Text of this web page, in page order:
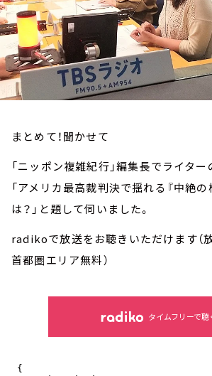
まとめて！聞かせて
「ニッポン複雑紀行」編集長でライタ
「アメリカ最高裁判決で揺れる『中絶の
は？」と題して伺いました。
radikoで放送をお聴きいただけます（
首都圏エリア無料）
タイムフリーで聴